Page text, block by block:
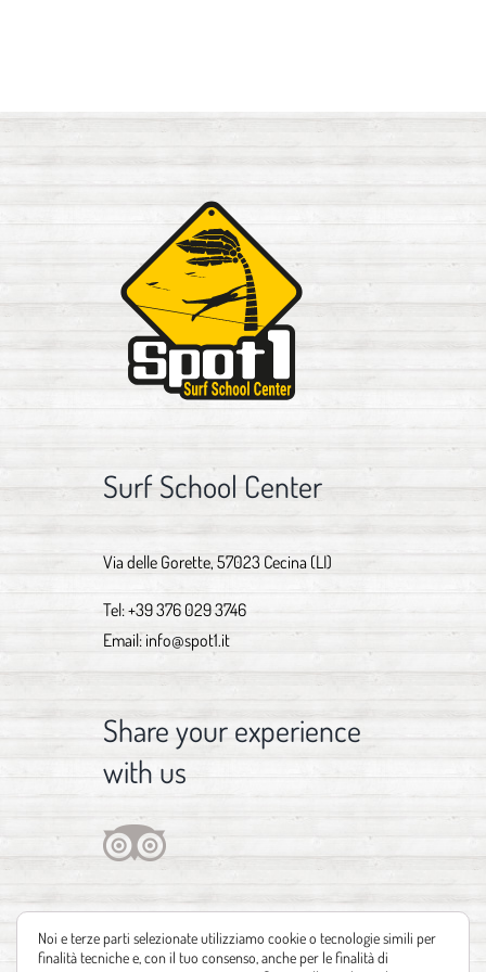
Surf School Center
Via delle Gorette, 57023 Cecina (LI)
Tel:+39 376 029 3746
Email: info@spot1.it
Share your experience
with us
Noi e terze parti selezionate utilizziamo cookie o tecnologie simili per
finalità tecniche e, con il tuo consenso, anche per le finalità di